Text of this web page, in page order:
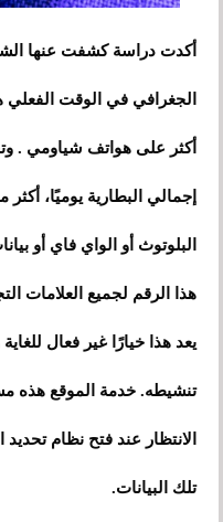
أكدت دراسة كشفت عنها
الجغرافي في الوقت الفعلي
إجمالي البطارية يوميًا،
البلوتوث أو الواي فاي أو
هذا الرقم لجميع العلامات
يعد هذا خيارًا غير فعال
تنشيطه. خدمة الموقع هذه
تلك البيانات.